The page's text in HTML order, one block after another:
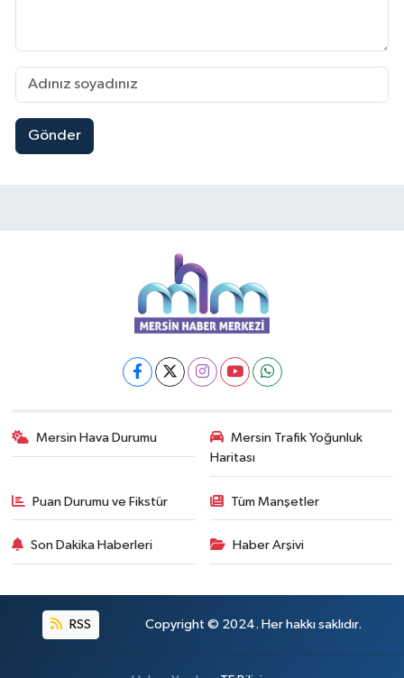
Gönder
Mersin Hava Durumu
Mersin Trafik Yoğunluk
Haritası
Puan Durumu ve Fikstür Tüm Manşetler
Son Dakika Haberleri Haber Arşivi
RSS Copyright © 2024. Her hakkı saklıdır.